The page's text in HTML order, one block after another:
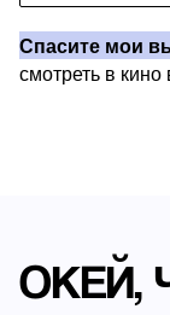
Спасите мои
смотреть в кино
ОКЕЙ,